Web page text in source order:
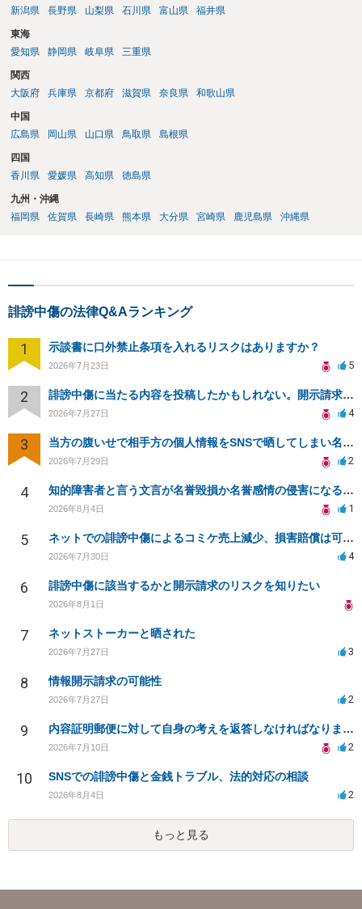
新潟県
長野県 山梨県 石川県 富山県 福井県
東海
愛知県
静岡県 岐阜県 三重県
関西
大阪府
兵庫県 京都府 滋賀県 奈良県 和歌山県
中国
広島県
岡山県 山口県 鳥取県 島根県
四国
香川県
愛媛県 高知県 徳島県
九州・沖縄
福岡県
佐賀県 長崎県 熊本県 大分県 宮崎県 鹿児島県 沖縄県
誹謗中傷の法律Q&Aランキング
1 示談書に口外禁止条項を入れるリスクはありますか？
2026年7月23日 5
2 誹謗中傷に当たる内容を投稿したかもしれない。開示請求や民事刑事裁判に発展しうるのか教えて欲しい。
2026年7月27日 4
3 当方の腹いせで相手方の個人情報をSNSで晒してしまい名誉毀損させてしまったかもしれない
2026年7月29日 2
4 知的障害者と言う文言が名誉毀損か名誉感情の侵害になるか教えてほしい。
2026年8月4日 1
5 ネットでの誹謗中傷によるコミケ売上減少、損害賠償は可能か？
2026年7月30日 4
6 誹謗中傷に該当するかと開示請求のリスクを知りたい
2026年8月1日
7 ネットストーカーと晒された
2026年7月27日 3
8 情報開示請求の可能性
2026年7月27日 2
9 内容証明郵便に対して自身の考えを返答しなければなりませんか？
2026年7月10日 2
10 SNSでの誹謗中傷と金銭トラブル、法的対応の相談
2026年8月4日 2
もっと見る